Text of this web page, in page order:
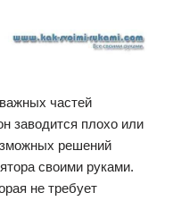
частей
заводится плохо или
решений
своими руками.
не требует